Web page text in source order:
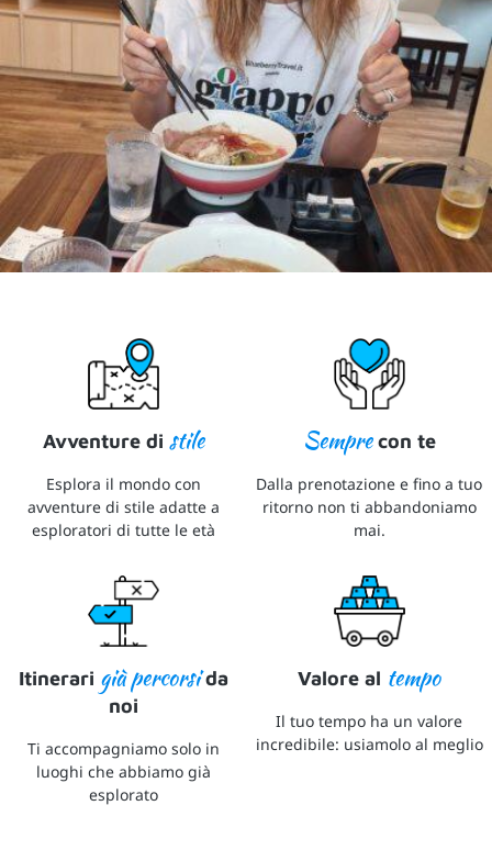
Avventure di stile
Esplora il mondo con
avventure di stile adatte a
esploratori di tutte le età
Semprecon te
Dalla prenotazione e fino a tuo
ritorno non ti abbandoniamo
mai.
Itinerari già percorsida
noi
Ti accompagniamo solo in
luoghi che abbiamo già
esplorato
Valore al tempo
Il tuo tempo ha un valore
incredibile: usiamolo al meglio